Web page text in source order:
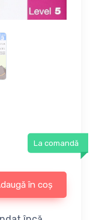
La comandă
în coș